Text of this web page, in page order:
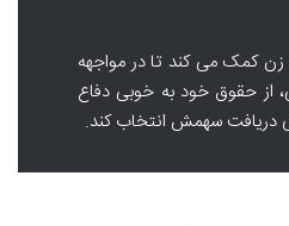
کمک می کند تا در مواجهه
از حقوق خود به خوبی دفاع
دریافت سهمش انتخاب کند.